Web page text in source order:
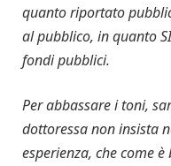
quanto riportato
al pubblico, in quanto
fondi pubblici.
Per abbassare i toni,
dottoressa non insista
esperienza, che come